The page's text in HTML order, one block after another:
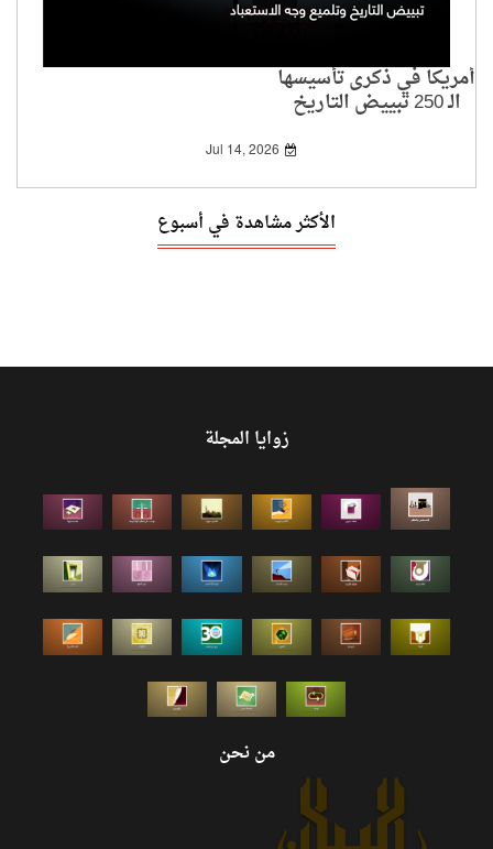
أمريكا في ذكرى تأسيسها
الـ 250 تبييض التاريخ
وتلميع وجه الاستعباد
Jul 14, 2026
الأكثر مشاهدة في أسبوع
زوايا المجلة
من نحن